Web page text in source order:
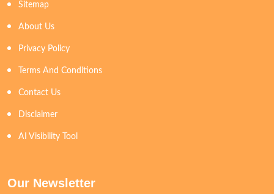
Sitemap
About Us
Privacy Policy
Terms And Conditions
Contact Us
Disclaimer
AI Visibility Tool
Our Newsletter